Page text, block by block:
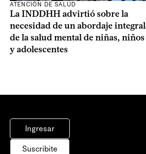
ATENCIÓN DE SALUD
La INDDHH advirtió sobre la
necesidad de un abordaje integral
de la salud mental de niñas, niños
y adolescentes
Ingresar
Suscribite